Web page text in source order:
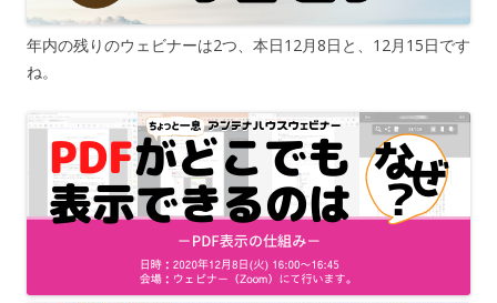
年内の残りのウェビナーは2つ、本日12月8日と、12月15日です
ね。